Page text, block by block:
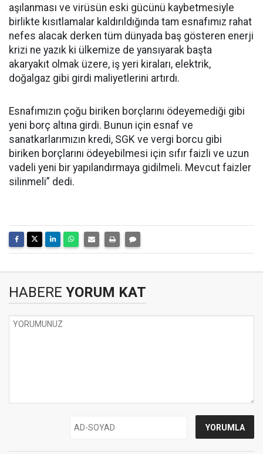
aşılanması ve virüsün eski gücünü kaybetmesiyle
birlikte kısıtlamalar kaldırıldığında tam esnafımız rahat
nefes alacak derken tüm dünyada baş gösteren enerji
krizi ne yazık ki ülkemize de yansıyarak başta
akaryakıt olmak üzere, iş yeri kiraları, elektrik,
doğalgaz gibi girdi maliyetlerini artırdı.
Esnafımızın çoğu biriken borçlarını ödeyemediği gibi
yeni borç altına girdi. Bunun için esnaf ve
sanatkarlarımızın kredi, SGK ve vergi borcu gibi
biriken borçlarını ödeyebilmesi için sıfır faizli ve uzun
vadeli yeni bir yapılandırmaya gidilmeli. Mevcut faizler
silinmeli” dedi.
HABERE YORUM KAT